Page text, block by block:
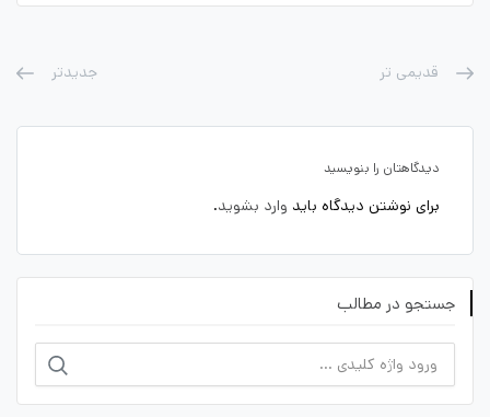
قدیمی تر جدیدتر
دیدگاهتان را بنویسید
برای نوشتن دیدگاه باید وارد بشوید.
جستجو در مطالب